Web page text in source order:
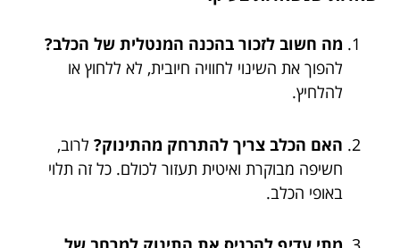
מה חשוב לזכור בהכנה המנטלית של הכלב?
להפוך את השינוי לחוויה חיובית, לא ללחוץ או
להלחיץ.
האם הכלב צריך להתרחק מהתינוק? לרוב,
חשיפה מבוקרת ואיטית תעזור לכולם. כל זה תלוי
באופי הכלב.